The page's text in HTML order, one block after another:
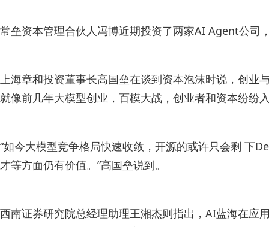
常垒资本管理合伙人冯博近期投资了两家AI Agent公司
上海章和投资董事长高国垒在谈到资本泡沫时说，创业
就像前几年大模型创业，百模大战，创业者和资本纷纷
“如今大模型竞争格局快速收敛，开源的或许只会剩 下
才等方面仍有价值。”高国垒说到。
西南证券研究院总经理助理王湘杰则指出，AI蓝海在应